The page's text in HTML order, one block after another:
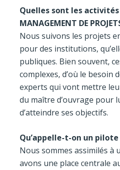
Quelles sont les
MANAGEMENT DE
Nous suivons les projets
pour des institutions,
publiques. Bien souvent,
complexes, d’où le besoin
experts qui vont mettre
du maître d’ouvrage pour
d’atteindre ses objectifs.
Qu’appelle-t-on un
Nous sommes assimilés à
avons une place centrale